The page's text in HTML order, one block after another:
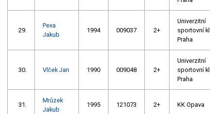
29.
Pexa
Jakub
1994 009037 2+
Univerzitní
sportovní klub
Praha
30. Vlček Jan 1990 009048 2+
Univerzitní
sportovní klub
Praha
31.
Mrůzek
Jakub
1995 121073 2+ KK Opava